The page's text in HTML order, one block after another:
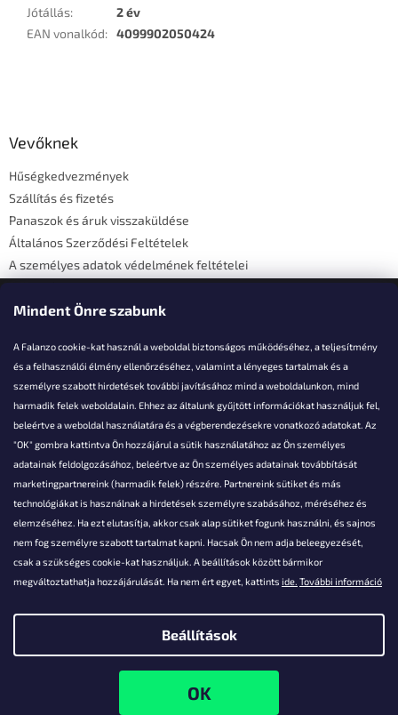
Mindent Önre szabunk
A Falanzo cookie-kat használ a weboldal biztonságos működéséhez, a teljesítmény
és a felhasználói élmény ellenőrzéséhez, valamint a lényeges tartalmak és a
személyre szabott hirdetések további javításához mind a weboldalunkon, mind
harmadik felek weboldalain. Ehhez az általunk gyűjtött információkat használjuk fel,
beleértve a weboldal használatára és a végberendezésekre vonatkozó adatokat. Az
"OK" gombra kattintva Ön hozzájárul a sütik használatához az Ön személyes
adatainak feldolgozásához, beleértve az Ön személyes adatainak továbbítását
marketingpartnereink (harmadik felek) részére. Partnereink sütiket és más
technológiákat is használnak a hirdetések személyre szabásához, méréséhez és
elemzéséhez. Ha ezt elutasítja, akkor csak alap sütiket fogunk használni, és sajnos
nem fog személyre szabott tartalmat kapni. Hacsak Ön nem adja beleegyezését,
csak a szükséges cookie-kat használjuk. A beállítások között bármikor
megváltoztathatja hozzájárulását. Ha nem ért egyet, kattints ide. További információ
Beállítások
Jótállás:
2 év
EAN vonalkód: 4099902050424
Vevőknek
Hűségkedvezmények
Szállítás és fizetés
Panaszok és áruk visszaküldése
Általános Szerződési Feltételek
A személyes adatok védelmének feltételei
Elérhetőségi adatok
Akarsz kérdezni valamit?
info@falanzo.hu
Falanzo.hu. Minden jog fenntartva.